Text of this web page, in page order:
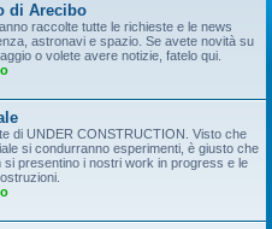
di Arecibo
raccolte tutte le richieste e le news
astronavi e spazio. Se avete novità su
o volete avere notizie, fatelo qui.
di UNDER CONSTRUCTION. Visto che
si condurranno esperimenti, è giusto che
si presentino i nostri work in progress e le